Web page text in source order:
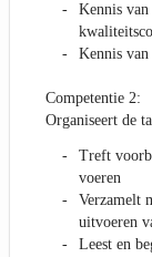
Kennis
Kennis
Competentie 2:
Organiseert de
Treft
voeren
Verzamelt
uitvoeren
Leest en